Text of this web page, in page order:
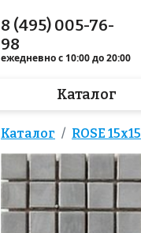
8 (495) 005-76-
98
ежедневно с 10:00 до 20:00
Каталог
Каталог ROSE 15x15